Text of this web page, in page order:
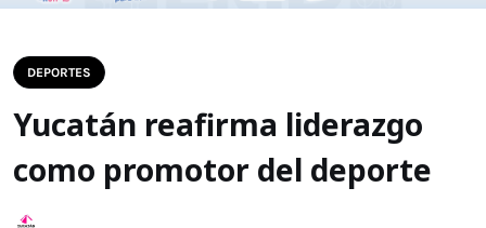
DEPORTES
Yucatán reafirma liderazgo
como promotor del deporte